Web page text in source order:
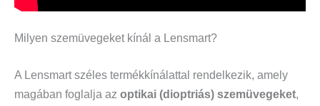
Milyen szemüvegeket kínál a Lensmart?
A Lensmart széles termékkínálattal rendelkezik, amely
magában foglalja az optikai (dioptriás) szemüvegeket,